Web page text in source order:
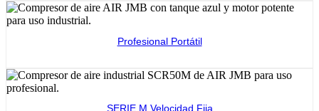
Profesional Portátil
SERIE M Velocidad Fija